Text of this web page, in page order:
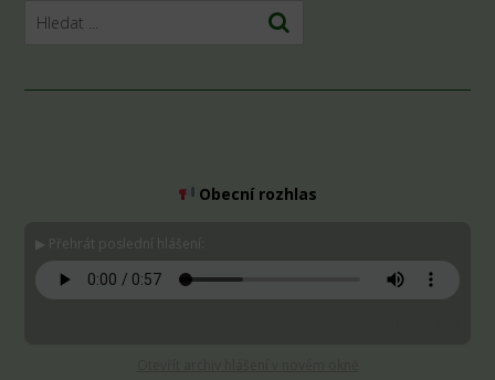
Obecní rozhlas
▶ Přehrát poslední hlášení: